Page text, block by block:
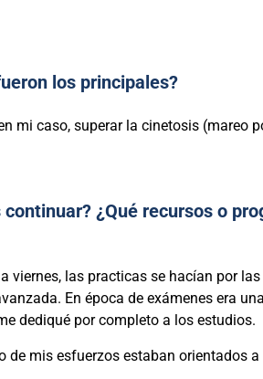
los principales?
mi caso, superar la cinetosis (mareo
¿Qué recursos o
las practicas se hacían por
En época de exámenes era
dediqué por completo a los estudios.
mis esfuerzos estaban orientados